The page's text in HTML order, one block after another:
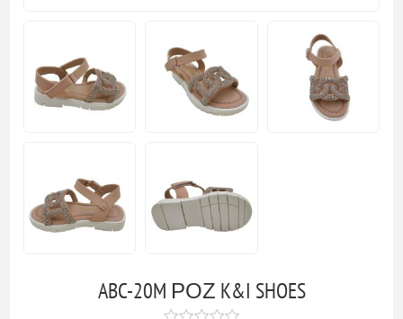
ABC-20M ΡΟΖ K&I SHOES